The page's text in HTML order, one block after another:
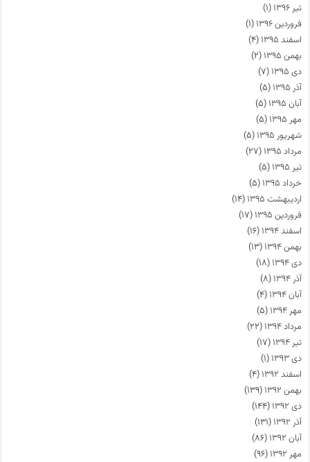
تیر ۱۳۹۶
(۱)
فروردین ۱۳۹۶
(۱)
اسفند ۱۳۹۵
(۴)
بهمن ۱۳۹۵
(۲)
دی ۱۳۹۵
(۷)
آذر ۱۳۹۵
(۵)
آبان ۱۳۹۵
(۵)
مهر ۱۳۹۵
(۵)
شهریور ۱۳۹۵
(۵)
مرداد ۱۳۹۵
(۲۷)
تیر ۱۳۹۵
(۵)
خرداد ۱۳۹۵
(۵)
اردیبهشت ۱۳۹۵
(۱۴)
فروردین ۱۳۹۵
(۱۷)
اسفند ۱۳۹۴
(۱۶)
بهمن ۱۳۹۴
(۱۳)
دی ۱۳۹۴
(۱۸)
آذر ۱۳۹۴
(۸)
آبان ۱۳۹۴
(۴)
مهر ۱۳۹۴
(۵)
مرداد ۱۳۹۴
(۲۲)
تیر ۱۳۹۴
(۱۷)
دی ۱۳۹۳
(۱)
اسفند ۱۳۹۲
(۴)
بهمن ۱۳۹۲
(۱۳۹)
دی ۱۳۹۲
(۱۴۴)
آذر ۱۳۹۲
(۱۳۱)
آبان ۱۳۹۲
(۸۶)
مهر ۱۳۹۲
(۹۶)